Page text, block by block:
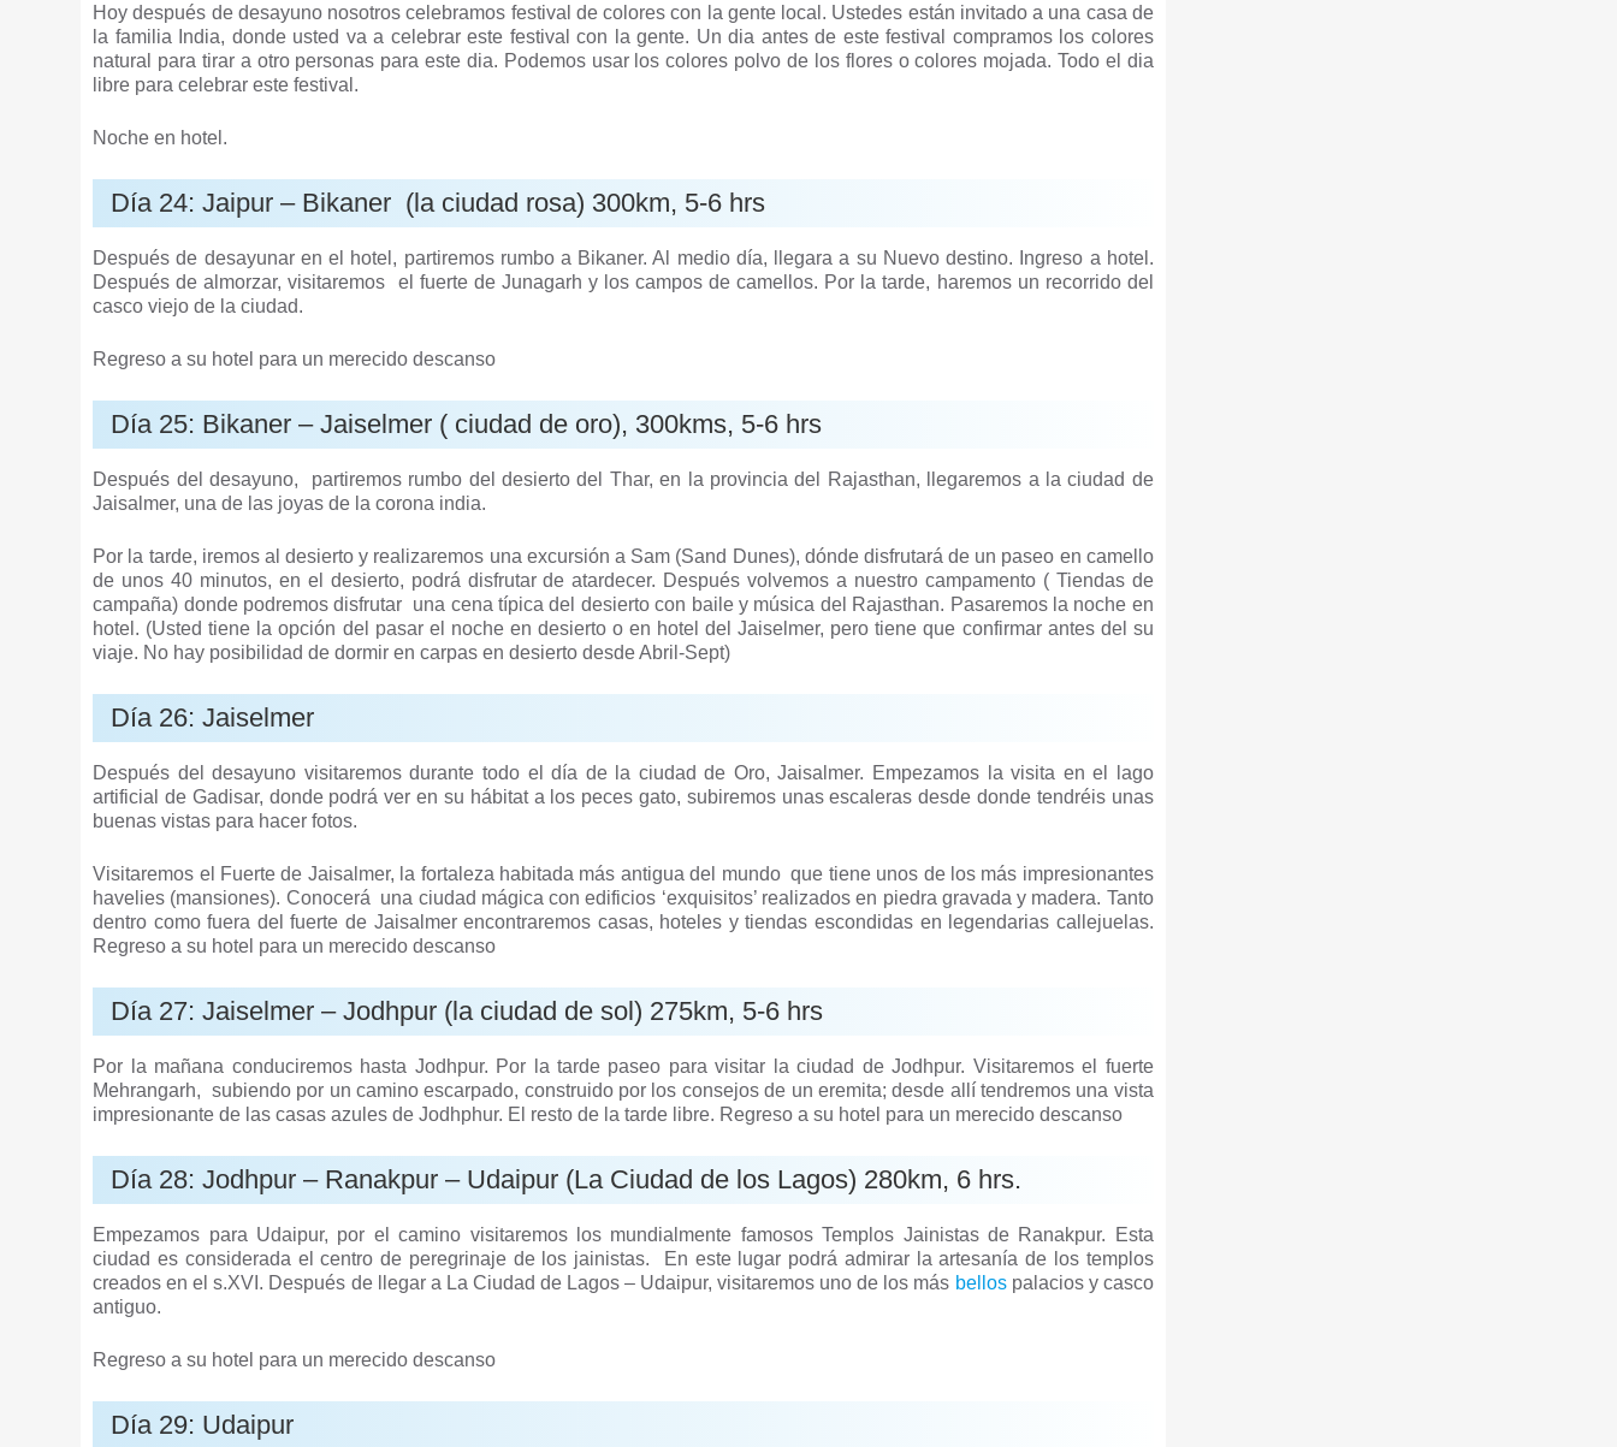
Hoy después de desayuno nosotros celebramos festival de colores con la gente local. Ustedes están invitado a una casa de
la familia India, donde usted va a celebrar este festival con la gente. Un dia antes de este festival compramos los colores
natural para tirar a otro personas para este dia. Podemos usar los colores polvo de los flores o colores mojada. Todo el dia
libre para celebrar este festival.
Noche en hotel.
Día 24: Jaipur – Bikaner (la ciudad rosa) 300km, 5-6 hrs
Después de desayunar en el hotel, partiremos rumbo a Bikaner. Al medio día, llegara a su Nuevo destino. Ingreso a hotel.
Después de almorzar, visitaremos el fuerte de Junagarh y los campos de camellos. Por la tarde, haremos un recorrido del
casco viejo de la ciudad.
Regreso a su hotel para un merecido descanso
Día 25: Bikaner – Jaiselmer ( ciudad de oro), 300kms, 5-6 hrs
Después del desayuno, partiremos rumbo del desierto del Thar, en la provincia del Rajasthan, llegaremos a la ciudad de
Jaisalmer, una de las joyas de la corona india.
Por la tarde, iremos al desierto y realizaremos una excursión a Sam (Sand Dunes), dónde disfrutará de un paseo en camello
de unos 40 minutos, en el desierto, podrá disfrutar de atardecer. Después volvemos a nuestro campamento ( Tiendas de
campaña) donde podremos disfrutar una cena típica del desierto con baile y música del Rajasthan. Pasaremos la noche en
hotel. (Usted tiene la opción del pasar el noche en desierto o en hotel del Jaiselmer, pero tiene que confirmar antes del su
viaje. No hay posibilidad de dormir en carpas en desierto desde Abril-Sept)
Día 26: Jaiselmer
Después del desayuno visitaremos durante todo el día de la ciudad de Oro, Jaisalmer. Empezamos la visita en el lago
artificial de Gadisar, donde podrá ver en su hábitat a los peces gato, subiremos unas escaleras desde donde tendréis unas
buenas vistas para hacer fotos.
Visitaremos el Fuerte de Jaisalmer, la fortaleza habitada más antigua del mundo que tiene unos de los más impresionantes
havelies (mansiones). Conocerá una ciudad mágica con edificios ‘exquisitos’ realizados en piedra gravada y madera. Tanto
dentro como fuera del fuerte de Jaisalmer encontraremos casas, hoteles y tiendas escondidas en legendarias callejuelas.
Regreso a su hotel para un merecido descanso
Día 27: Jaiselmer – Jodhpur (la ciudad de sol) 275km, 5-6 hrs
Por la mañana conduciremos hasta Jodhpur. Por la tarde paseo para visitar la ciudad de Jodhpur. Visitaremos el fuerte
Mehrangarh, subiendo por un camino escarpado, construido por los consejos de un eremita; desde allí tendremos una vista
impresionante de las casas azules de Jodhphur. El resto de la tarde libre. Regreso a su hotel para un merecido descanso
Día 28: Jodhpur – Ranakpur – Udaipur (La Ciudad de los Lagos) 280km, 6 hrs.
Empezamos para Udaipur, por el camino visitaremos los mundialmente famosos Templos Jainistas de Ranakpur. Esta
ciudad es considerada el centro de peregrinaje de los jainistas. En este lugar podrá admirar la artesanía de los templos
creados en el s.XVI. Después de llegar a La Ciudad de Lagos – Udaipur, visitaremos uno de los más bellospalacios y casco
antiguo.
Regreso a su hotel para un merecido descanso
Día 29: Udaipur